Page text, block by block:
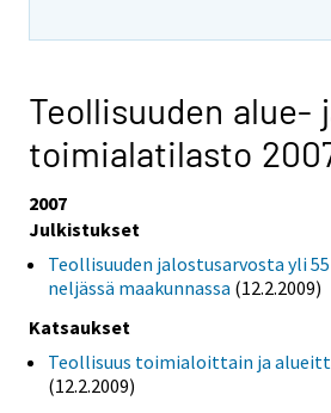
Teollisuuden alue-
toimialatilasto
2007
Julkistukset
Teollisuuden jalostusarvosta yli
neljässä maakunnassa (12.2.2009)
Katsaukset
Teollisuus toimialoittain ja
(12.2.2009)